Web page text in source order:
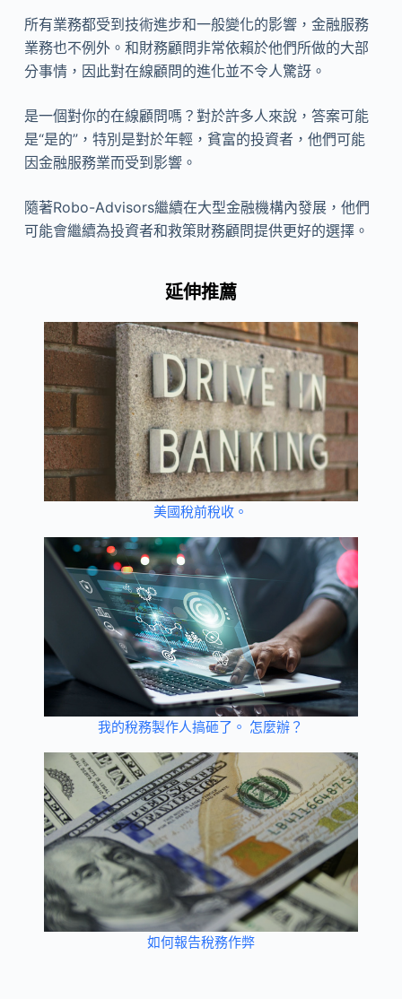
所有業務都受到技術進步和一般變化的影響，金融服務
業務也不例外。和財務顧問非常依賴於他們所做的大部
分事情，因此對在線顧問的進化並不令人驚訝。
是一個對你的在線顧問嗎？對於許多人來說，答案可能
是“是的”，特別是對於年輕，貧富的投資者，他們可能
因金融服務業而受到影響。
隨著Robo-Advisors繼續在大型金融機構內發展，他們
可能會繼續為投資者和救策財務顧問提供更好的選擇。
延伸推薦
美國稅前稅收。
我的稅務製作人搞砸了。 怎麼辦？
如何報告稅務作弊